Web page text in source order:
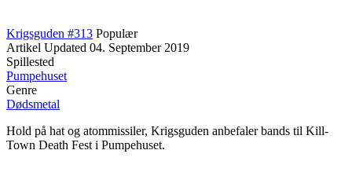
Krigsguden #313 Populær
Artikel Updated 04. September 2019
Spillested
Pumpehuset
Genre
Dødsmetal
Hold på hat og atommissiler, Krigsguden anbefaler bands til Kill-
Town Death Fest i Pumpehuset.